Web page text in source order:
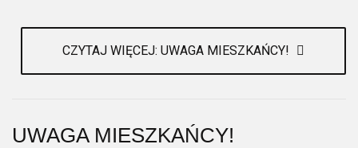
CZYTAJ WIĘCEJ: UWAGA MIESZKAŃCY!
UWAGA MIESZKAŃCY!